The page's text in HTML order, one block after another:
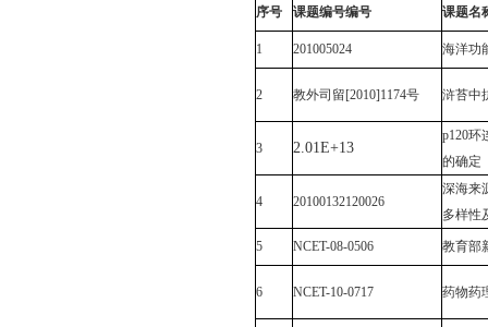
序号 课题编号编号 课题名
1 201005024 海洋功
2 教外司留[2010]1174号 浒苔中
3 2.01E+13
p120环
的确定
4 20100132120026
深海来
多样性
5 NCET-08-0506 教育部
6 NCET-10-0717 药物药